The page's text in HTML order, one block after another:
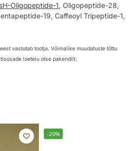
sH-Oligopeptide-1, Oligopeptide-28,
19, Caffeoyl Tripeptide-1,
vastutab tootja. Võimalike muudatuste tõttu
loetelu otse pakendilt.
-20%